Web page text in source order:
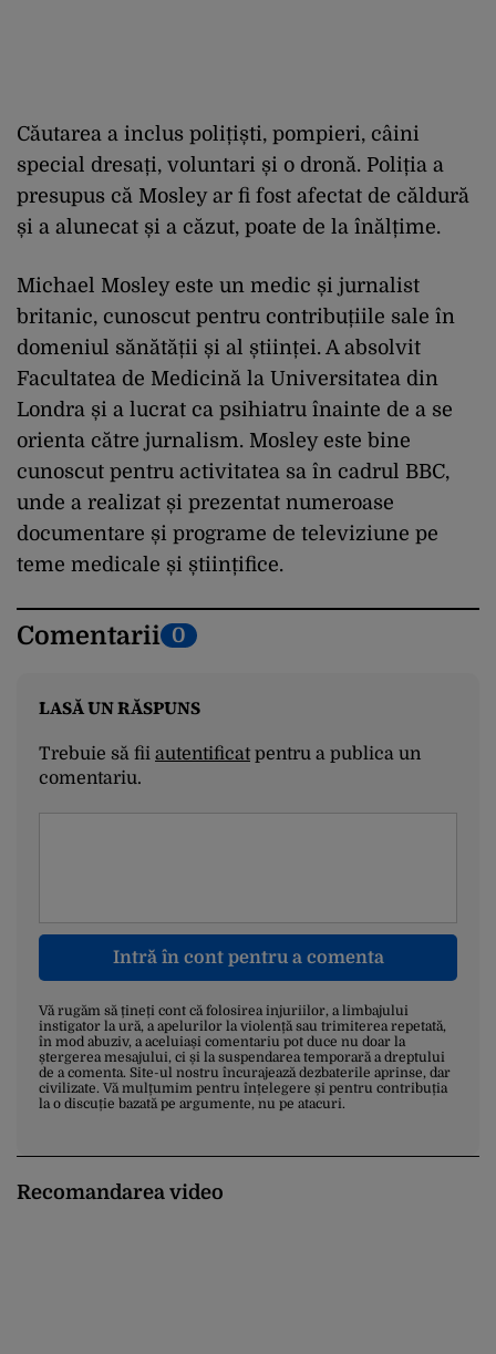
Căutarea a inclus polițiști, pompieri, câini
special dresați, voluntari și o dronă. Poliția a
presupus că Mosley ar fi fost afectat de căldură
și a alunecat și a căzut, poate de la înălțime.
Michael Mosley este un medic și jurnalist
britanic, cunoscut pentru contribuțiile sale în
domeniul sănătății și al științei. A absolvit
Facultatea de Medicină la Universitatea din
Londra și a lucrat ca psihiatru înainte de a se
orienta către jurnalism. Mosley este bine
cunoscut pentru activitatea sa în cadrul BBC,
unde a realizat și prezentat numeroase
documentare și programe de televiziune pe
teme medicale și științifice.
Comentarii 0
LASĂ UN RĂSPUNS
Trebuie să fii autentificatpentru a publica un
comentariu.
Intră în cont pentru a comenta
Vă rugăm să țineți cont că folosirea injuriilor, a limbajului
instigator la ură, a apelurilor la violență sau trimiterea repetată,
în mod abuziv, a aceluiași comentariu pot duce nu doar la
ștergerea mesajului, ci și la suspendarea temporară a dreptului
de a comenta. Site-ul nostru încurajează dezbaterile aprinse, dar
civilizate. Vă mulțumim pentru înțelegere și pentru contribuția
la o discuție bazată pe argumente, nu pe atacuri.
Recomandarea video